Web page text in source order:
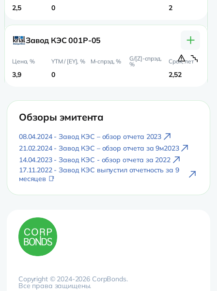
2,5 0 2
Завод КЭС 001Р-05 +
3,9 0 2,52
Обзоры эмитента
08.04.2024 - Завод КЭС – обзор отчета 2023
21.02.2024 - Завод КЭС – обзор отчета за 9м2023
14.04.2023 - Завод КЭС - обзор отчета за 2022
17.11.2022 - Завод КЭС выпустил отчетность за 9
месяцев 📑
Copyright © 2024-2026 CorpBonds.
Все права защищены.